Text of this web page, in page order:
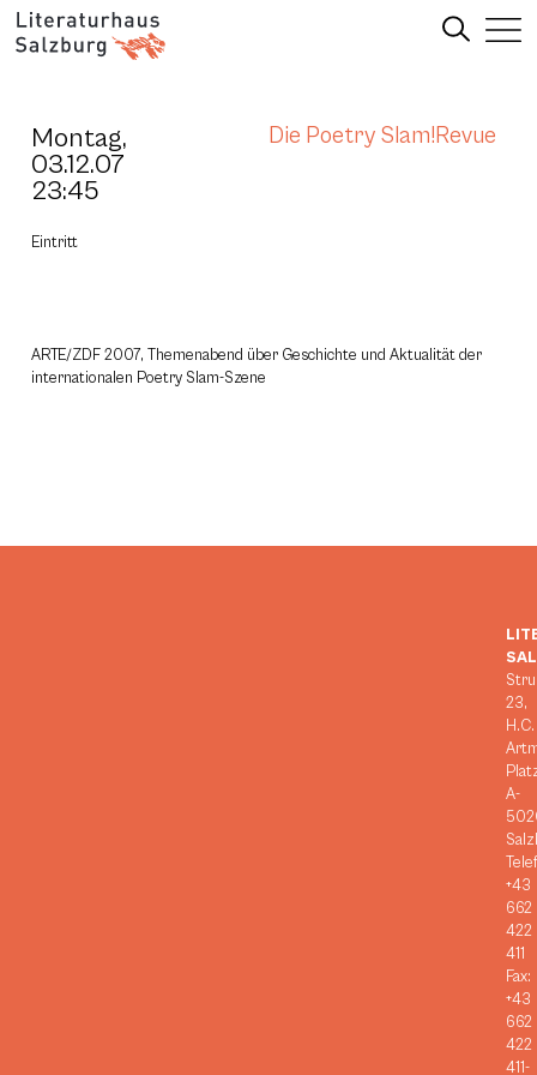
Montag,
03.12.07
23:45
Die Poetry Slam!Revue
Eintritt
ARTE/ZDF 2007, Themenabend über Geschichte und Aktualität der
internationalen Poetry Slam-Szene
23,
H.C.
A-
+43
662
422
411
Fax:
+43
662
422
411-